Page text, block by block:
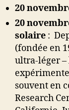
20
20
solaire :
(fondée en
ultra-léger –
souvent en
Research